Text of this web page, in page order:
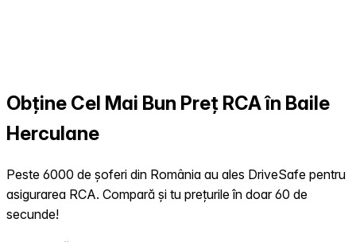
Obține Cel Mai Bun Preț RCA în Baile
Herculane
Peste 6000 de șoferi din România au ales DriveSafe pentru
asigurarea RCA. Compară și tu prețurile în doar 60 de
secunde!